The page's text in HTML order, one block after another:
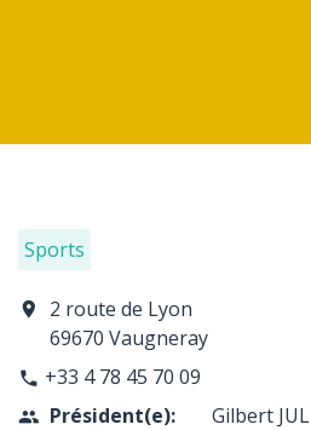
Sports
location_on
2 route de Lyon
69670 Vaugneray
phone +33 4 78 45 70 09
people Président(e):
Gilbert